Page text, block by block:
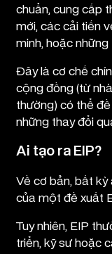
chuẩn, cung cấp
mới, các cải tiến
minh, hoặc
Đây là cơ chế
cộng đồng (từ
thường) có thể
những thay đổi
Ai tạo ra EIP?
Về cơ bản, bất kỳ
của một đề xuất
Tuy nhiên, EIP
triển, kỹ sư hoặc